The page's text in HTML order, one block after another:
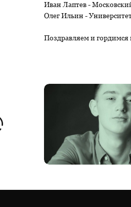
Иван Лаптев -
Олег Ильин -
Поздравляем и гордимся